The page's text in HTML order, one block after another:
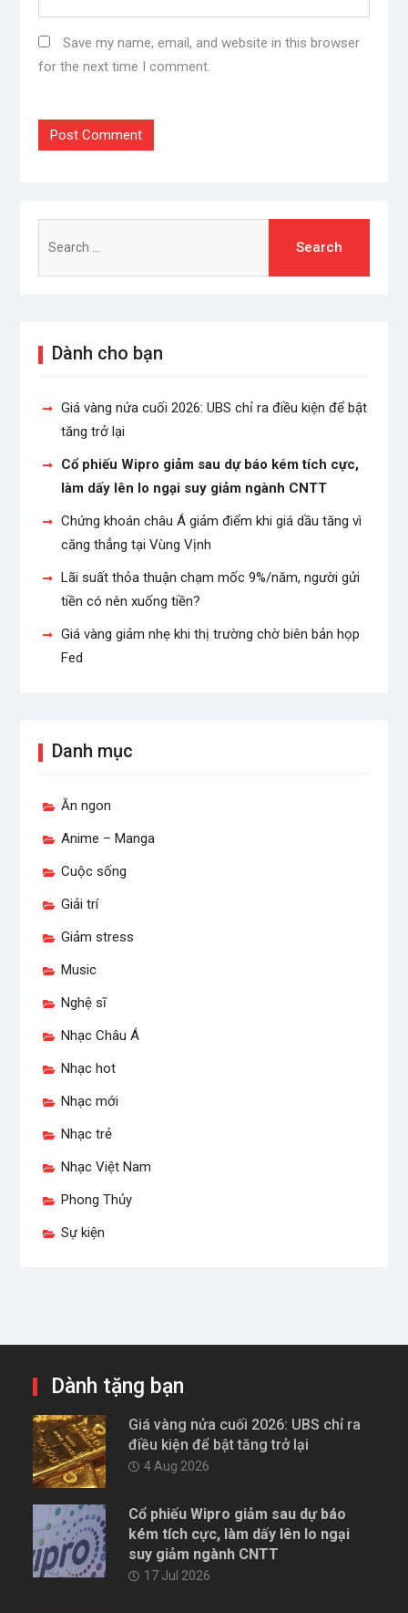
Save my name, email, and website in this browser
for the next time I comment.
for:
Dành cho bạn
Giá vàng nửa cuối 2026: UBS chỉ ra điều kiện để bật
tăng trở lại
Cổ phiếu Wipro giảm sau dự báo kém tích cực,
làm dấy lên lo ngại suy giảm ngành CNTT
Chứng khoán châu Á giảm điểm khi giá dầu tăng vì
căng thẳng tại Vùng Vịnh
Lãi suất thỏa thuận chạm mốc 9%/năm, người gửi
tiền có nên xuống tiền?
Giá vàng giảm nhẹ khi thị trường chờ biên bản họp
Fed
Danh mục
Ăn ngon
Anime – Manga
Cuộc sống
Giải trí
Giảm stress
Music
Nghệ sĩ
Nhạc Châu Á
Nhạc hot
Nhạc mới
Nhạc trẻ
Nhạc Việt Nam
Phong Thủy
Sự kiện
Dành tặng bạn
Giá vàng nửa cuối 2026: UBS chỉ ra
điều kiện để bật tăng trở lại
4 Aug 2026
Cổ phiếu Wipro giảm sau dự báo
kém tích cực, làm dấy lên lo ngại
suy giảm ngành CNTT
17 Jul 2026